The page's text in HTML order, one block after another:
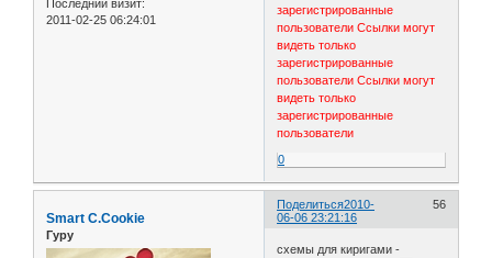
Последний визит:
2011-02-25 06:24:01
зарегистрированные
пользователи Ссылки могут
видеть только
зарегистрированные
пользователи Ссылки могут
видеть только
зарегистрированные
пользователи
0
Поделиться 56
2010-
06-06 23:21:16
Smart C.Cookie
Гуру
схемы для киригами -